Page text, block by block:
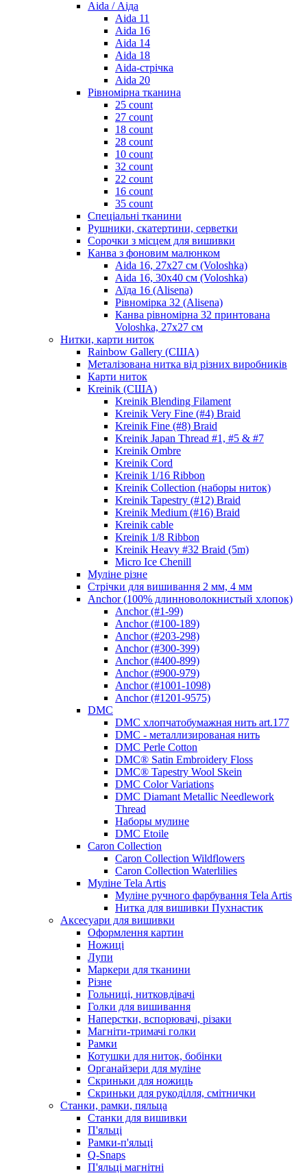
Aida / Аіда
Aida 11
Aida 16
Aida 14
Aida 18
Aida-стрічка
Aida 20
Рівномірна тканина
25 count
27 count
18 count
28 count
10 count
32 count
22 count
16 count
35 count
Спеціальні тканини
Рушники, скатертини, серветки
Сорочки з місцем для вишивки
Канва з фоновим малюнком
Aida 16, 27х27 см (Voloshka)
Aida 16, 30х40 см (Voloshka)
Аїда 16 (Alisena)
Рівномірка 32 (Alisena)
Канва рівномірна 32 принтована
Voloshka, 27х27 см
Нитки, карти ниток
Rainbow Gallery (США)
Металізована нитка від різних виробників
Карти ниток
Kreinik (США)
Kreinik Blending Filament
Kreinik Very Fine (#4) Braid
Kreinik Fine (#8) Braid
Kreinik Japan Thread #1, #5 & #7
Kreinik Ombre
Kreinik Cord
Kreinik 1/16 Ribbon
Kreinik Collection (наборы ниток)
Kreinik Tapestry (#12) Braid
Kreinik Medium (#16) Braid
Kreinik cable
Kreinik 1/8 Ribbon
Kreinik Heavy #32 Braid (5m)
Micro Ice Chenill
Муліне різне
Стрічки для вишивання 2 мм, 4 мм
Anchor (100% длинноволокнистый хлопок)
Anchor (#1-99)
Anchor (#100-189)
Anchor (#203-298)
Anchor (#300-399)
Anchor (#400-899)
Anchor (#900-979)
Anchor (#1001-1098)
Anchor (#1201-9575)
DMC
DMC хлопчатобумажная нить art.177
DMC - металлизированая нить
DMC Perle Cotton
DMC® Satin Embroidery Floss
DMC® Tapestry Wool Skein
DMC Color Variations
DMC Diamant Metallic Needlework
Thread
Наборы мулине
DMC Etoile
Caron Collection
Caron Collection Wildflowers
Caron Collection Waterlilies
Муліне Tela Artis
Муліне ручного фарбування Tela Artis
Нитка для вишивки Пухнастик
Аксесуари для вишивки
Оформлення картин
Ножиці
Лупи
Маркери для тканини
Різне
Гольниці, нитковдівачі
Голки для вишивання
Наперстки, вспорювачі, різаки
Магніти-тримачі голки
Рамки
Котушки для ниток, бобінки
Органайзери для муліне
Скриньки для ножиць
Скриньки для рукоділля, смітнички
Станки, рамки, пяльца
Станки для вишивки
П'яльці
Рамки-п'яльці
Q-Snaps
П'яльці магнітні